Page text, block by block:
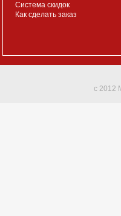
Система скидок
Как сделать заказ
c 2012